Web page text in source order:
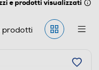
e prodotti visualizzati
prodotti